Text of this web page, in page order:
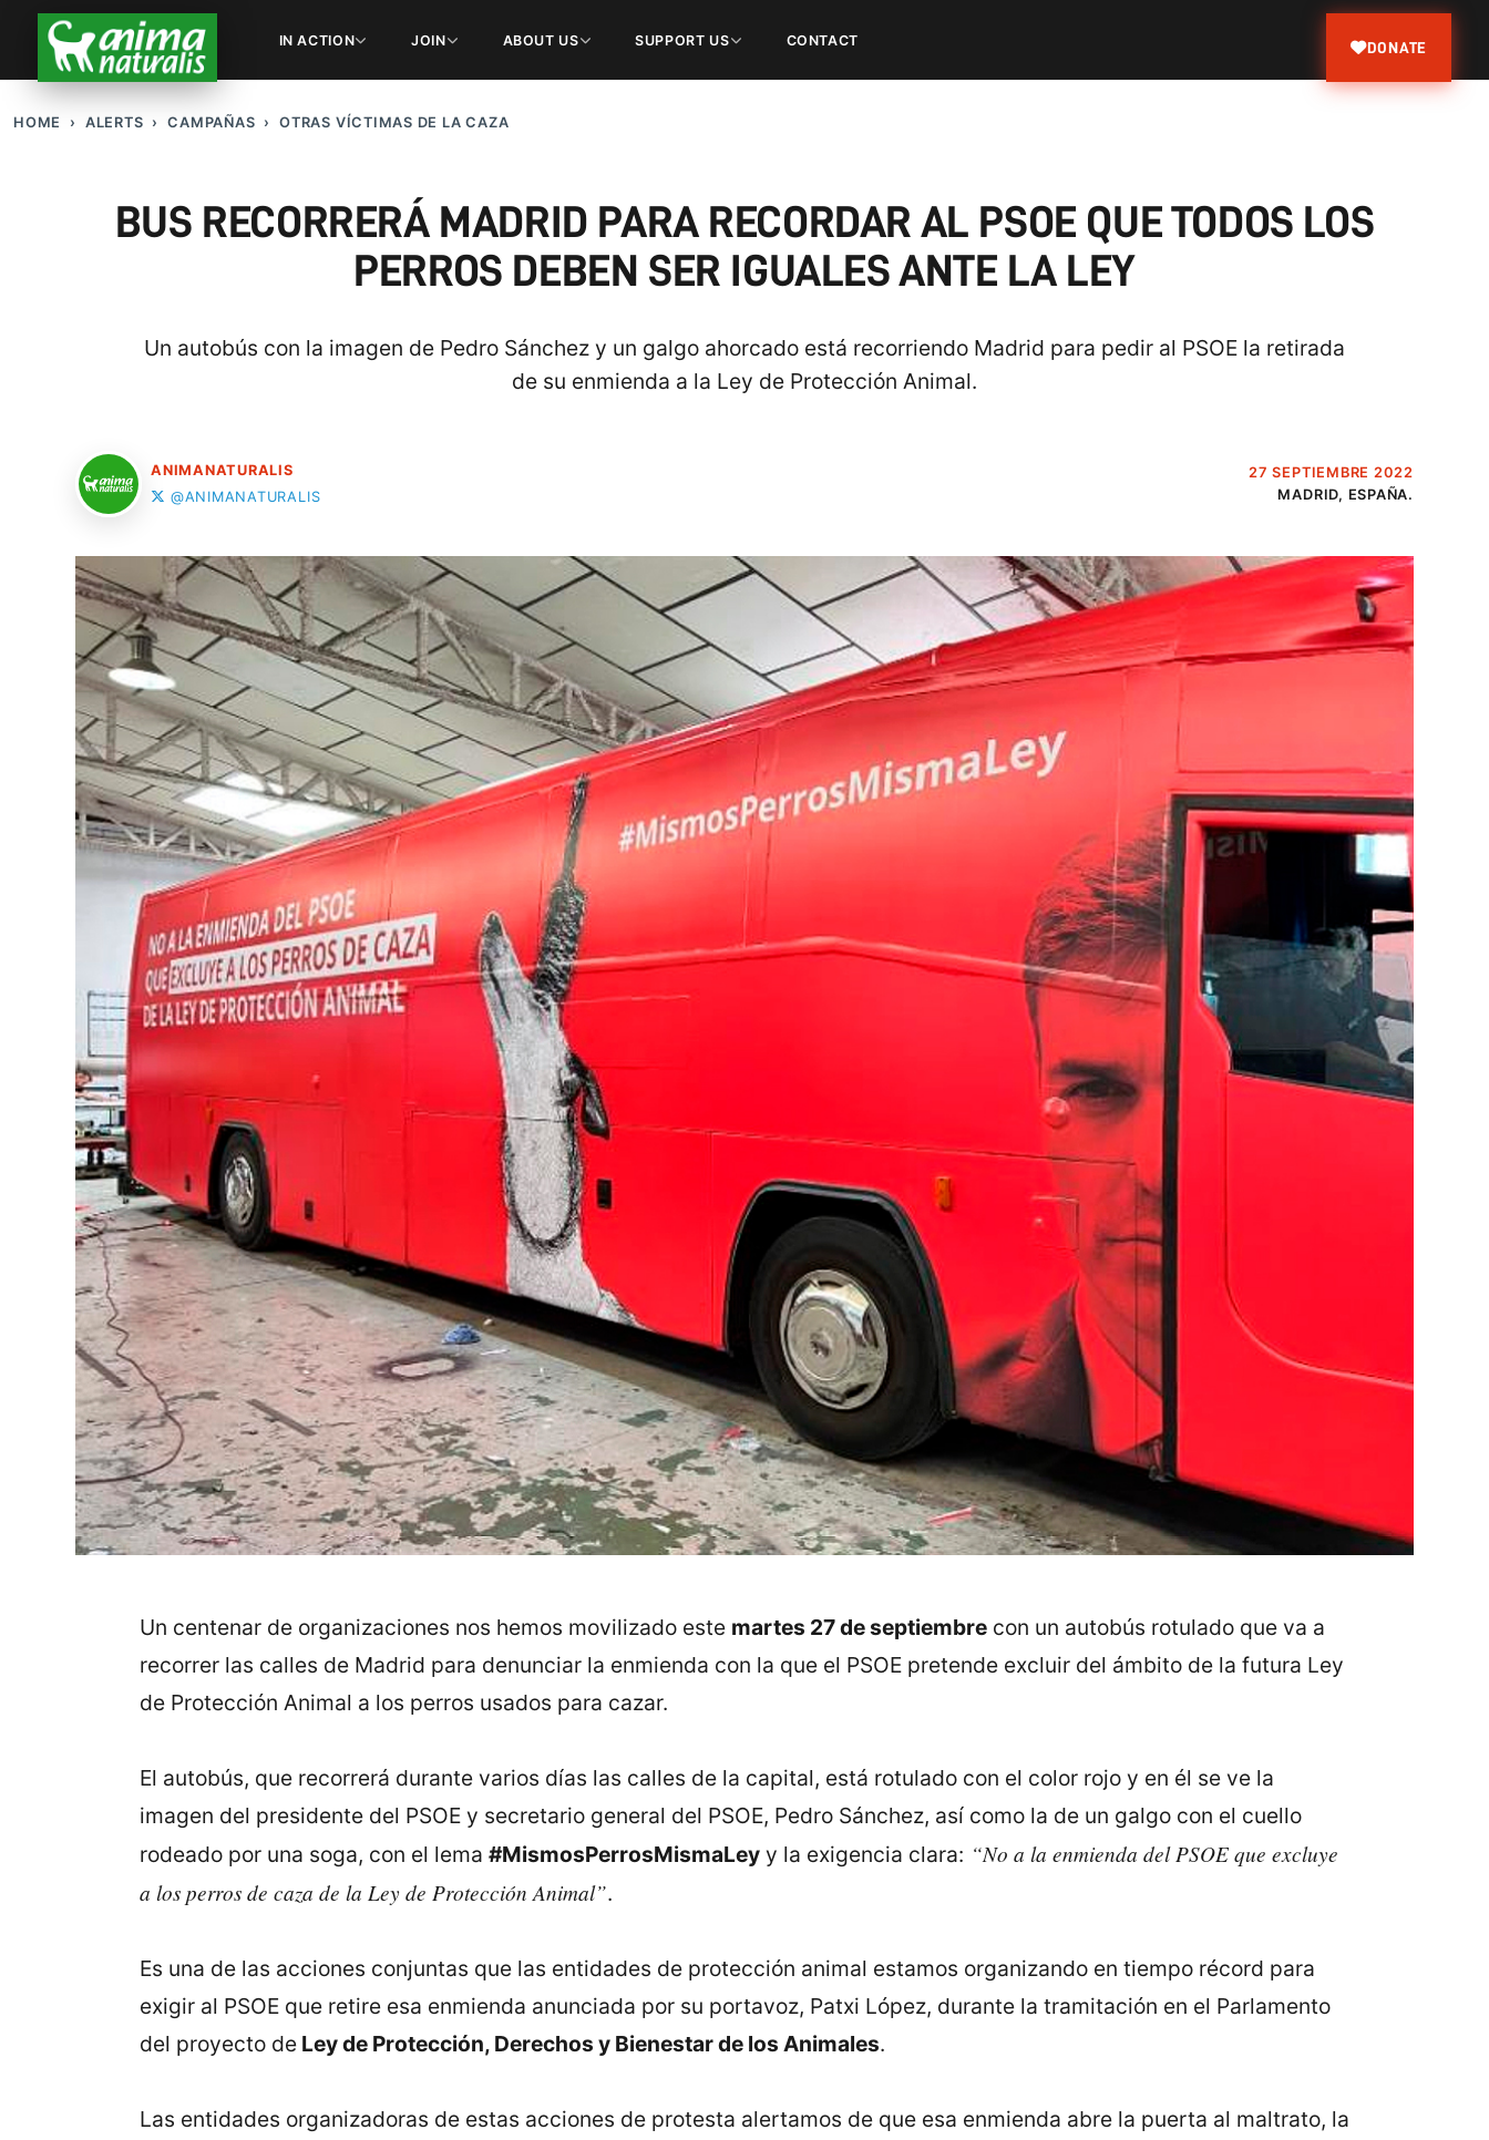
IN ACTION JOIN ABOUT US SUPPORT US CONTACT DONATE
HOME ALERTS CAMPAÑAS OTRAS VÍCTIMAS DE LA CAZA
BUS RECORRERÁ MADRID PARA RECORDAR AL PSOE QUE TODOS LOS
PERROS DEBEN SER IGUALES ANTE LA LEY
Un autobús con la imagen de Pedro Sánchez y un galgo ahorcado está recorriendo Madrid para pedir al PSOE la retirada
de su enmienda a la Ley de Protección Animal.
ANIMANATURALIS
@ANIMANATURALIS
27 SEPTIEMBRE 2022
MADRID, ESPAÑA.
Un centenar de organizaciones nos hemos movilizado este martes 27 de septiembrecon un autobús rotulado que va a
recorrer las calles de Madrid para denunciar la enmienda con la que el PSOE pretende excluir del ámbito de la futura Ley
de Protección Animal a los perros usados para cazar.
El autobús, que recorrerá durante varios días las calles de la capital, está rotulado con el color rojo y en él se ve la
imagen del presidente del PSOE y secretario general del PSOE, Pedro Sánchez, así como la de un galgo con el cuello
rodeado por una soga, con el lema #MismosPerrosMismaLeyy la exigencia clara: “No a la enmienda del PSOE que excluye
a los perros de caza de la Ley de Protección Animal”.
Es una de las acciones conjuntas que las entidades de protección animal estamos organizando en tiempo récord para
exigir al PSOE que retire esa enmienda anunciada por su portavoz, Patxi López, durante la tramitación en el Parlamento
del proyecto deLey de Protección, Derechos y Bienestar de los Animales.
Las entidades organizadoras de estas acciones de protesta alertamos de que esa enmienda abre la puerta al maltrato, la